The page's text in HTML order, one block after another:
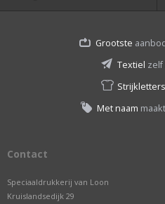
Grootste
Textiel
Strijkletters
Met naam
Contact
Speciaaldrukkerij van Loon
Kruislandsedijk 29